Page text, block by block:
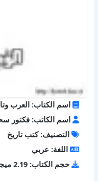
اسم الكتاب: العرب
اسم الكاتب: فكتور
التصنيف: كتب تاريخ
اللغة: عربي
حجم الكتاب: 2.19 ميجا بايت